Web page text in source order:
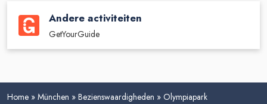
Andere activiteiten
GetYourGuide
Home » München » Bezienswaardigheden » Olympiapark